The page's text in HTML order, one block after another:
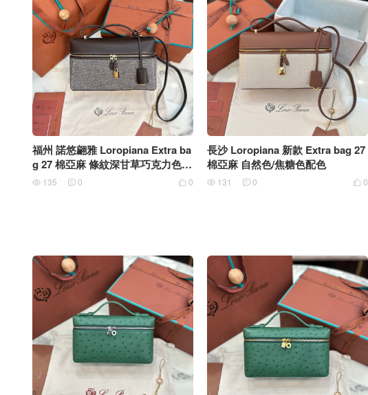
福州 諾悠翩雅 Loropiana Extra ba
g 27 棉亞麻 條紋深甘草巧克力色
金扣
 0
 135  0
長沙 Loropiana 新款 Extra bag 27
棉亞麻 自然色/焦糖色配色
 0
 131  0